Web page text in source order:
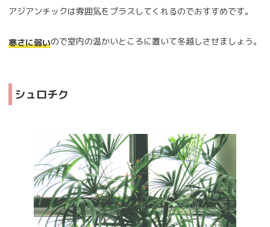
アジアンチックは雰囲気をプラスしてくれるのでおすすめです。
寒さに弱いので室内の温かいところに置いて冬越しさせましょう。
シュロチク